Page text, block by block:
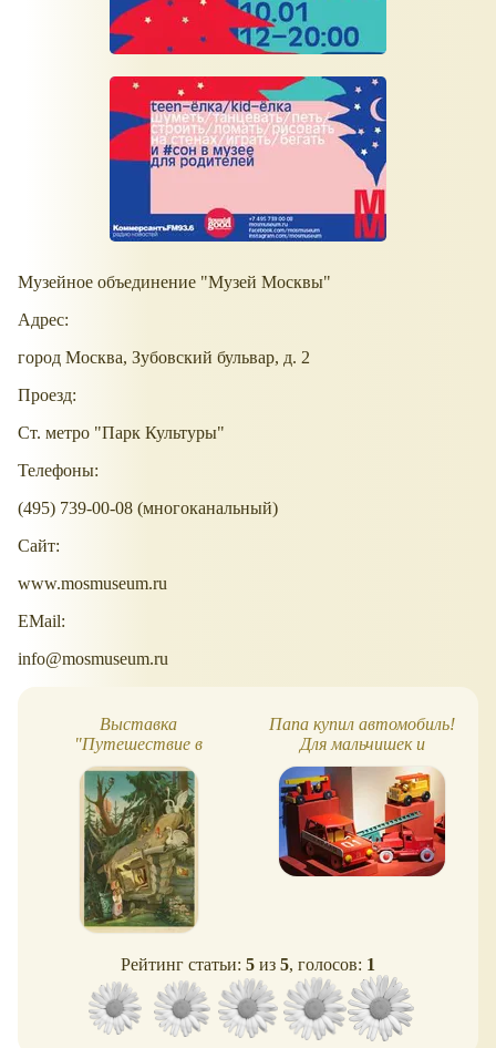
Музейное объединение "Музей Москвы"
Адрес:
город Москва, Зубовский бульвар, д. 2
Проезд:
Ст. метро "Парк Культуры"
Телефоны:
(495) 739-00-08 (многоканальный)
Сайт:
www.mosmuseum.ru
EMail:
info@mosmuseum.ru
Выставка
"Путешествие в
новогоднюю сказку"
Папа купил автомобиль!
Для мальчишек и
девчонок, выставка
Рейтинг статьи: 5 из 5, голосов: 1